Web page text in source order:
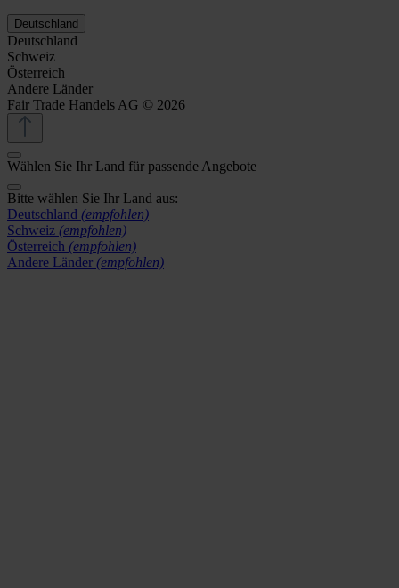
Deutschland
Deutschland
Schweiz
Österreich
Andere Länder
Fair Trade Handels AG © 2026
Wählen Sie Ihr Land für passende Angebote
Bitte wählen Sie Ihr Land aus:
Deutschland (empfohlen)
Schweiz (empfohlen)
Österreich (empfohlen)
Andere Länder (empfohlen)